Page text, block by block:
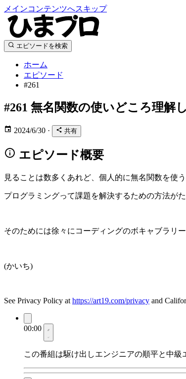
メインコンテンツへスキップ
エピソードを検索
ホーム
エピソード
#261
#261 無名関数の使いどころ理解
2024/6/30 · 共有
エピソード概要
見ることは数多くあれど、個人的に無名関数を使
プログラミングって課題を解決するための方法が
そのためには徐々にコーディングのボキャブラリ
(かいち)
See Privacy Policy at https://art19.com/privacy and
00:00
この番組は駆け出しエンジニアの順平と中